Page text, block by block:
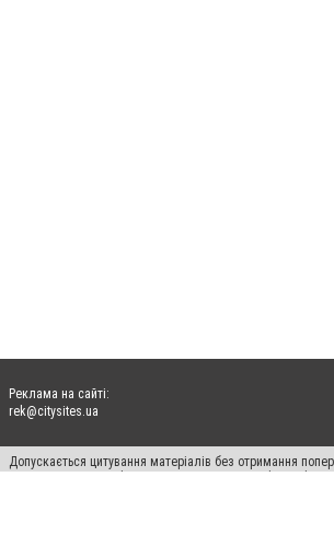
Реклама на сайті:
rek@citysites.ua
Допускається цитування матеріалів без отримання
пошукових систем гіперпосилання на цитовані статті